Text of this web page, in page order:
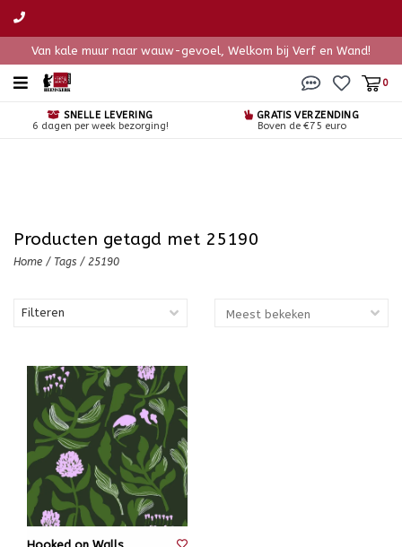
Van kale muur naar wauw-gevoel, Welkom bij Verf en Wand!
0
SNELLE LEVERING
6 dagen per week bezorging!
GRATIS VERZENDING
Boven de €75 euro
Producten getagd met 25190
Home / Tags / 25190
Filteren